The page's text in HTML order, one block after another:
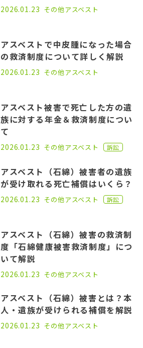
2022.06.01
2026.01.23 その他アスベスト
アスベストで中皮腫になった場合
の救済制度について詳しく解説
2022.01.06
2026.01.23 その他アスベスト
アスベスト被害で死亡した方の遺
族に対する年金＆救済制度につい
て
2021.11.18
2026.01.23 その他アスベスト 訴訟
アスベスト（石綿）被害者の遺族
が受け取れる死亡補償はいくら？
2022.08.03
2026.01.23 その他アスベスト 訴訟
アスベスト（石綿）被害の救済制
度「石綿健康被害救済制度」につ
いて解説
2022.07.06
2026.01.23 その他アスベスト
アスベスト（石綿）被害とは？本
人・遺族が受けられる補償を解説
2022.07.06
2026.01.23 その他アスベスト